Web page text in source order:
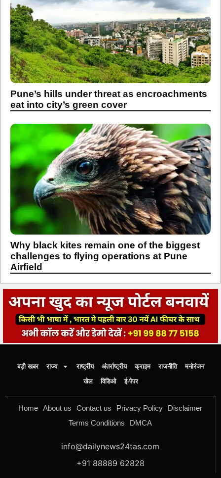
Pune’s hills under threat as encroachments
eat into city’s green cover
Why black kites remain one of the biggest
challenges to flying operations at Pune
Airfield
बड़ी खबर राज्य राष्ट्रीय अंतर्राष्ट्रीय क्राइम राजनीति
मनोरंजन
खेल
विडिओ ई-पेपर
Home About us Contact us Privacy Policy
Disclaimer
Terms Conditions
DMCA
info@dailynews24tas.com
+91 88889 62828